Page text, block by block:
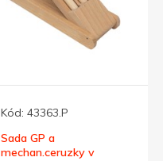
Kód: 43363.P
Sada GP a
mechan.ceruzky v